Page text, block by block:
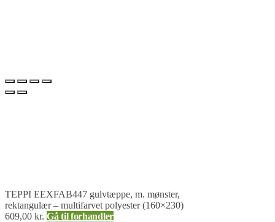
TEPPI EEXFAB447 gulvtæppe, m. mønster,
rektangulær – multifarvet polyester (160×230)
609,00 kr. Gå til forhandler